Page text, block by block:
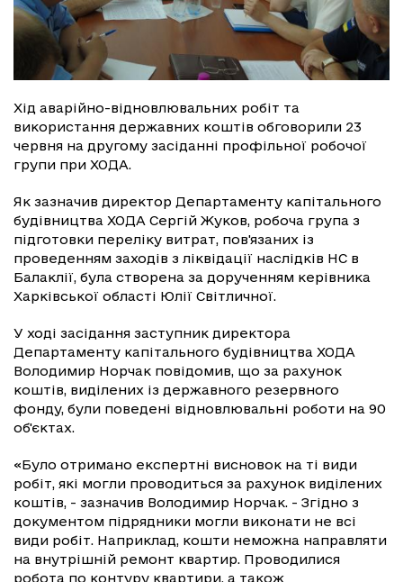
Хід аварійно-відновлювальних робіт та
використання державних коштів обговорили 23
червня на другому засіданні профільної робочої
групи при ХОДА.
Як зазначив директор Департаменту капітального
будівництва ХОДА Сергій Жуков, робоча група з
підготовки переліку витрат, пов'язаних із
проведенням заходів з ліквідації наслідків НС в
Балаклії, була створена за дорученням керівника
Харківської області Юлії Світличної.
У ході засідання заступник директора
Департаменту капітального будівництва ХОДА
Володимир Норчак повідомив, що за рахунок
коштів, виділених із державного резервного
фонду, були поведені відновлювальні роботи на 90
об'єктах.
«Було отримано експертні висновок на ті види
робіт, які могли проводиться за рахунок виділених
коштів, - зазначив Володимир Норчак. - Згідно з
документом підрядники могли виконати не всі
види робіт. Наприклад, кошти неможна направляти
на внутрішній ремонт квартир. Проводилися
робота по контуру квартири, а також